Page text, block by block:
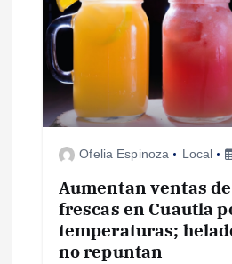
n
d
e
Ofelia Espinoza Local
Aumentan ventas
frescas en Cuautla
temperaturas;
no repuntan